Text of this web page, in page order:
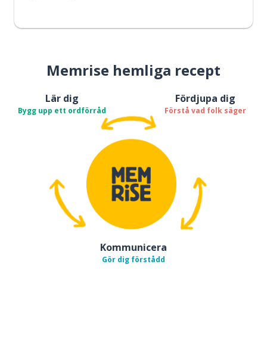
Memrise hemliga recept
Lär dig
Bygg upp ett ordförråd
Fördjupa dig
Förstå vad folk säger
Kommunicera
Gör dig förstådd